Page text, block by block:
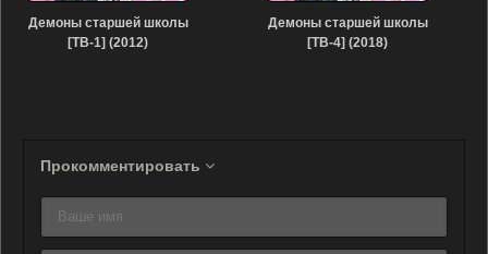
Демоны старшей школы
[ТВ-1] (2012)
Демоны старшей школы
[ТВ-4] (2018)
Прокомментировать